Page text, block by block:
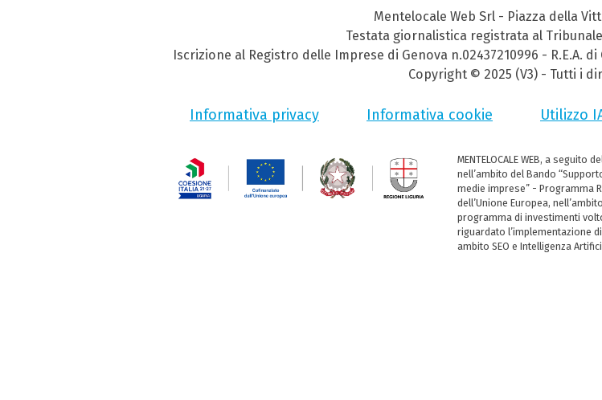
Mentelocale Web Srl - Piazza della
Testata giornalistica registrata al
Iscrizione al Registro delle Imprese di Genova n.02437210996 - R.E.A.
Copyright © 2025 (V3) - Tutti i
Informativa privacy Informativa cookie Utilizzo
MENTELOCALE WEB, a
nell’ambito del Bando
medie imprese” - Programma
dell’Unione Europea,
programma di investimenti
riguardato l’implementazione
ambito SEO e Intelligenza